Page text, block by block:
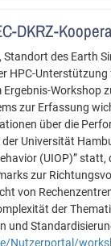
DKRZ-
Standort des Earth
HPC-
Workshop
zur Erfassung
über die
Universität
(UIOP)”
zur
von
der
und
Nutzerportal/